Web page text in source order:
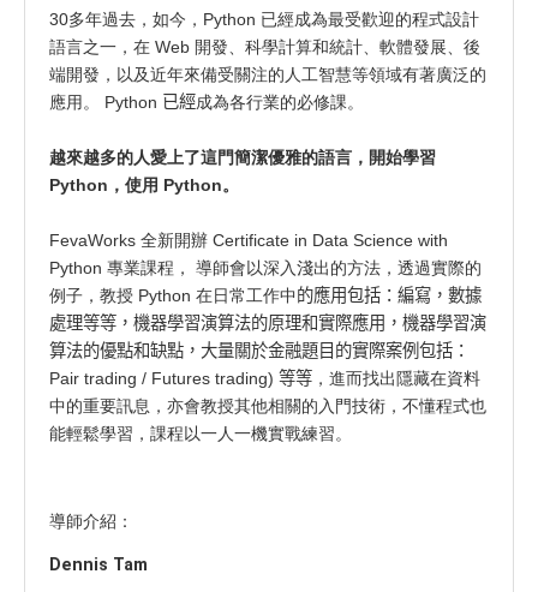
30多年過去，如今，Python 已經成為最受歡迎的程式設計
語言之一，在 Web 開發、科學計算和統計、軟體發展、後
端開發，以及近年來備受關注的人工智慧等領域有著廣泛的
應用。 Python 已經成為各行業的必修課。
越來越多的人愛上了這門簡潔優雅的語言，開始學習
Python，使用 Python。
FevaWorks 全新開辦 Certificate in Data Science with
Python 專業課程， 導師會以深入淺出的方法，透過實際的
例子，教授 Python 在日常工作中的應用包括：編寫，數據
處理等等，機器學習演算法的原理和實際應用，機器學習演
算法的優點和缺點，大量關於金融題目的實際案例包括：
Pair trading / Futures trading) 等等 ，進而找出隱藏在資料
中的重要訊息，亦會教授其他相關的入門技術，不懂程式也
能輕鬆學習，課程以一人一機實戰練習。
導師介紹：
Dennis Tam